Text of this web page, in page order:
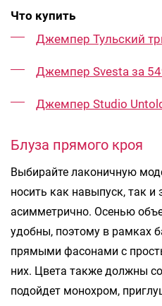
Что купить
Джемпер Тульский
Джемпер Svesta за
Джемпер Studio
Блуза прямого кроя
Выбирайте лаконичную
носить как навыпуск, так и
асимметрично. Осенью
удобны, поэтому в рамках
прямыми фасонами с
них. Цвета также должны
подойдет монохром,